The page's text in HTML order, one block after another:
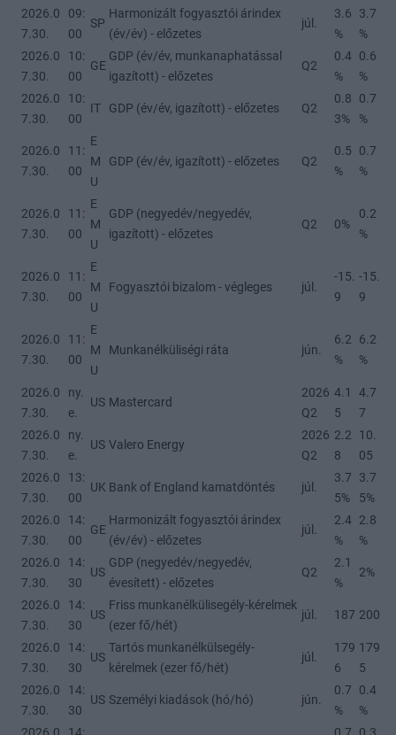
2026.0
7.30.
09:
00
SP
Harmonizált fogyasztói árindex
(év/év) - előzetes
júl.
3.6
%
3.7
%
2026.0
7.30.
10:
00
GE
GDP (év/év, munkanaphatással
igazított) - előzetes
Q2
0.4
%
0.6
%
2026.0
7.30.
10:
00
IT GDP (év/év, igazított) - előzetes Q2
0.8
3%
0.7
%
2026.0
7.30.
11:
00
E
M
U
GDP (év/év, igazított) - előzetes Q2
0.5
%
0.7
%
2026.0
7.30.
11:
00
E
M
U
GDP (negyedév/negyedév,
igazított) - előzetes
Q2 0%
0.2
%
2026.0
7.30.
11:
00
E
M
U
Fogyasztói bizalom - végleges júl.
-15.
9
-15.
9
2026.0
7.30.
11:
00
E
M
U
Munkanélküliségi ráta jún.
6.2
%
6.2
%
2026.0
7.30.
ny.
e.
US Mastercard
2026
Q2
4.1
5
4.7
7
2026.0
7.30.
ny.
e.
US Valero Energy
2026
Q2
2.2
8
10.
05
2026.0
7.30.
13:
00
UK Bank of England kamatdöntés júl.
3.7
5%
3.7
5%
2026.0
7.30.
14:
00
GE
Harmonizált fogyasztói árindex
(év/év) - előzetes
júl.
2.4
%
2.8
%
2026.0
7.30.
14:
30
US
GDP (negyedév/negyedév,
évesített) - előzetes
Q2
2.1
%
2%
2026.0
7.30.
14:
30
US
Friss munkanélkülisegély-kérelmek
(ezer fő/hét)
júl. 187 200
2026.0
7.30.
14:
30
US
Tartós munkanélkülsegély-
kérelmek (ezer fő/hét)
júl.
179
6
179
5
2026.0
7.30.
14:
30
US Személyi kiadások (hó/hó) jún.
0.7
%
0.4
%